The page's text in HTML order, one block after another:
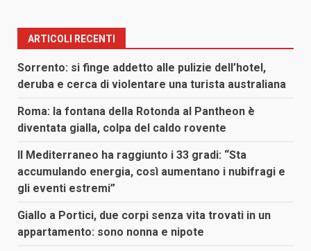
ARTICOLI RECENTI
Sorrento: si finge addetto alle pulizie dell’hotel,
deruba e cerca di violentare una turista australiana
Roma: la fontana della Rotonda al Pantheon è
diventata gialla, colpa del caldo rovente
Il Mediterraneo ha raggiunto i 33 gradi: “Sta
accumulando energia, così aumentano i nubifragi e
gli eventi estremi”
Giallo a Portici, due corpi senza vita trovati in un
appartamento: sono nonna e nipote